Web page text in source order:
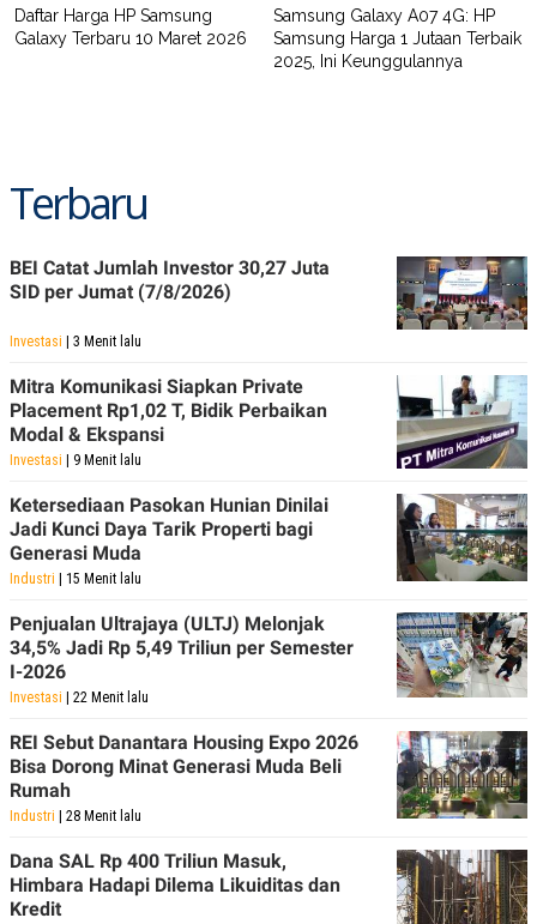
Daftar Harga HP Samsung
Galaxy Terbaru 10 Maret 2026
Samsung Galaxy A07 4G: HP
Samsung Harga 1 Jutaan Terbaik
2025, Ini Keunggulannya
Terbaru
BEI Catat Jumlah Investor 30,27 Juta
SID per Jumat (7/8/2026)
Investasi | 3 Menit lalu
Mitra Komunikasi Siapkan Private
Placement Rp1,02 T, Bidik Perbaikan
Modal & Ekspansi
Investasi | 9 Menit lalu
Ketersediaan Pasokan Hunian Dinilai
Jadi Kunci Daya Tarik Properti bagi
Generasi Muda
Industri | 15 Menit lalu
Penjualan Ultrajaya (ULTJ) Melonjak
34,5% Jadi Rp 5,49 Triliun per Semester
I-2026
Investasi | 22 Menit lalu
REI Sebut Danantara Housing Expo 2026
Bisa Dorong Minat Generasi Muda Beli
Rumah
Industri | 28 Menit lalu
Dana SAL Rp 400 Triliun Masuk,
Himbara Hadapi Dilema Likuiditas dan
Kredit